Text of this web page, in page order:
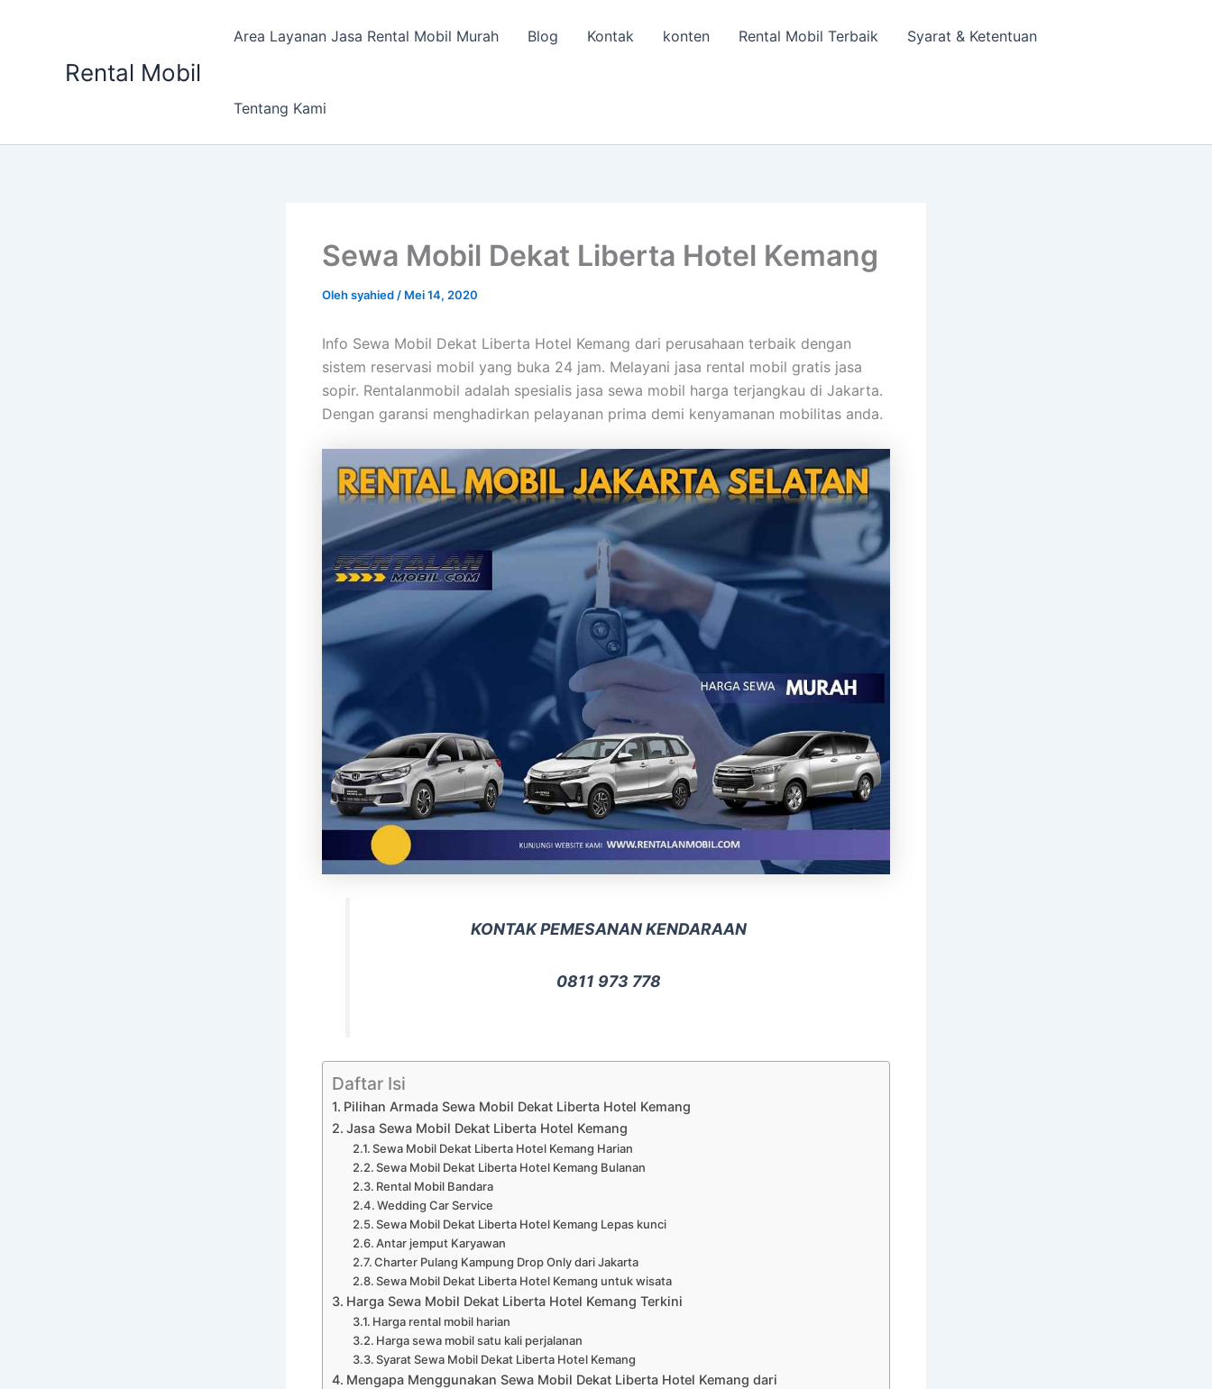
Rental Mobil
Area Layanan Jasa Rental Mobil Murah Blog Kontak konten Rental Mobil Terbaik Syarat & Ketentuan
Tentang Kami
Sewa Mobil Dekat Liberta Hotel Kemang
Olehsyahied / Mei 14, 2020
Info Sewa Mobil Dekat Liberta Hotel Kemang dari perusahaan terbaik dengan
sistem reservasi mobil yang buka 24 jam. Melayani jasa rental mobil gratis jasa
sopir. Rentalanmobil adalah spesialis jasa sewa mobil harga terjangkau di Jakarta.
Dengan garansi menghadirkan pelayanan prima demi kenyamanan mobilitas anda.
KONTAK PEMESANAN KENDARAAN
0811 973 778
Daftar Isi
Pilihan Armada Sewa Mobil Dekat Liberta Hotel Kemang
Jasa Sewa Mobil Dekat Liberta Hotel Kemang
Sewa Mobil Dekat Liberta Hotel Kemang Harian
Sewa Mobil Dekat Liberta Hotel Kemang Bulanan
Rental Mobil Bandara
Wedding Car Service
Sewa Mobil Dekat Liberta Hotel Kemang Lepas kunci
Antar jemput Karyawan
Charter Pulang Kampung Drop Only dari Jakarta
Sewa Mobil Dekat Liberta Hotel Kemang untuk wisata
Harga Sewa Mobil Dekat Liberta Hotel Kemang Terkini
Harga rental mobil harian
Harga sewa mobil satu kali perjalanan
Syarat Sewa Mobil Dekat Liberta Hotel Kemang
Mengapa Menggunakan Sewa Mobil Dekat Liberta Hotel Kemang dari